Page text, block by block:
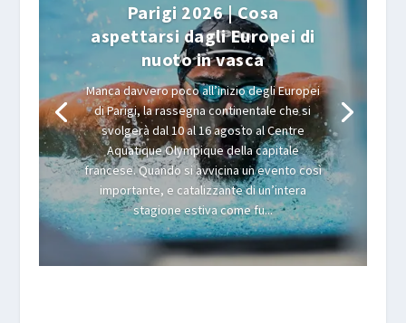
Parigi 2026 | Cosa
aspettarsi dagli Europei di
nuoto in vasca
Manca davvero poco all’inizio degli Europei
di Parigi, la rassegna continentale che si
svolgerà dal 10 al 16 agosto al Centre
Aquatique Olympique della capitale
francese. Quando si avvicina un evento così
importante, e catalizzante di un’intera
stagione estiva come fu...